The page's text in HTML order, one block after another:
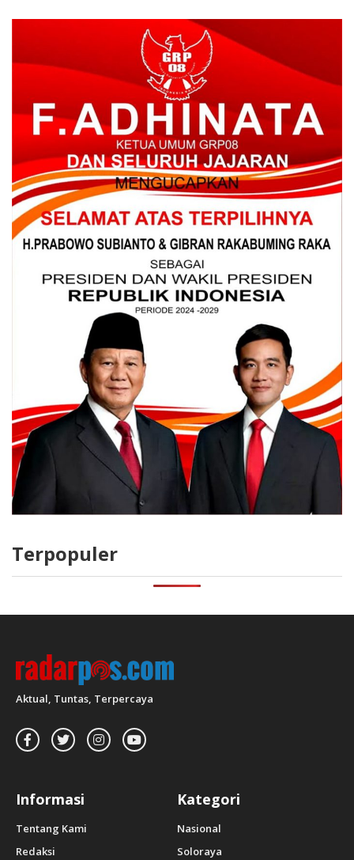
Terpopuler
Aktual, Tuntas, Terpercaya
Informasi
Tentang Kami
Redaksi
Kategori
Nasional
Soloraya